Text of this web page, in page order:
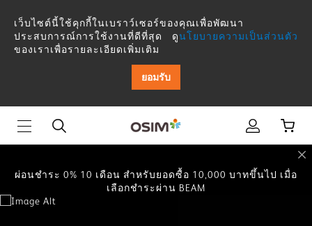
เว็บไซต์นี้ใช้คุกกี้ในเบราว์เซอร์ของคุณเพื่อพัฒนา
ประสบการณ์การใช้งานที่ดีที่สุด ดูนโยบายความเป็นส่วนตัว
ของเราเพื่อรายละเอียดเพิ่มเติม
ยอมรับ
ผ่อนชำระ 0% 10 เดือน สำหรับยอดซื้อ 10,000 บาทขึ้นไป เมื่อ
เลือกชำระผ่าน BEAM
ผ่อนชำระ 0% 10 เดือน สำหรับยอดซื้อ 10,000 บาทขึ้นไป เมื่อ
เลือกชำระผ่าน BEAM